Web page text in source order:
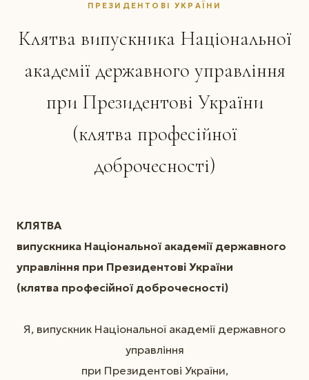
ПРЕЗИДЕНТОВІ УКРАЇНИ
Клятва випускника Національної
академії державного управління
при Президентові України
(клятва професійної
доброчесності)
КЛЯТВА
випускника Національної академії державного
управління при Президентові України
(клятва професійної доброчесності)
Я, випускник Національної академії державного
управління
при Президентові України,